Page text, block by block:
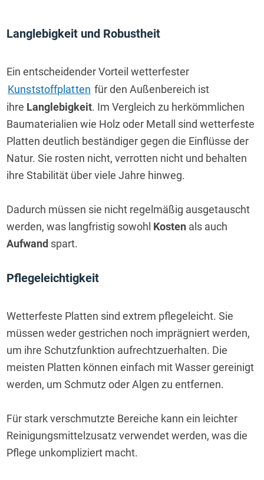
Langlebigkeit und Robustheit
Ein entscheidender Vorteil wetterfester
Kunststoffplatten für den Außenbereich ist
ihre Langlebigkeit. Im Vergleich zu herkömmlichen
Baumaterialien wie Holz oder Metall sind wetterfeste
Platten deutlich beständiger gegen die Einflüsse der
Natur. Sie rosten nicht, verrotten nicht und behalten
ihre Stabilität über viele Jahre hinweg.
Dadurch müssen sie nicht regelmäßig ausgetauscht
werden, was langfristig sowohl Kosten
Aufwand spart.
Pflegeleichtigkeit
Wetterfeste Platten sind extrem pflegeleicht. Sie
müssen weder gestrichen noch imprägniert werden,
um ihre Schutzfunktion aufrechtzuerhalten. Die
meisten Platten können einfach mit Wasser gereinigt
werden, um Schmutz oder Algen zu entfernen.
Für stark verschmutzte Bereiche kann ein leichter
Reinigungsmittelzusatz verwendet werden, was die
Pflege unkompliziert macht.